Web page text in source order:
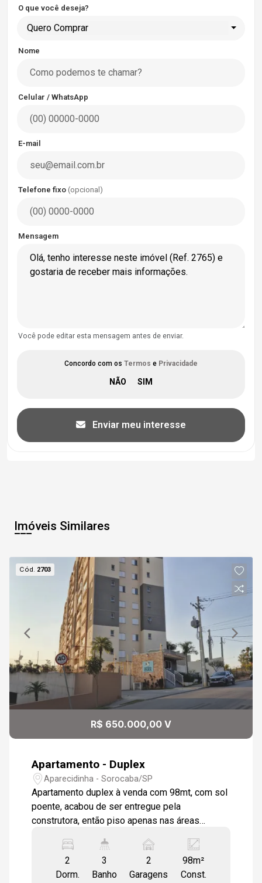
O que você deseja?
Quero Comprar
Nome
Celular / WhatsApp
E-mail
Telefone fixo (opcional)
Mensagem
Você pode editar esta mensagem antes de enviar.
Concordo com os Termos e Privacidade
Enviar meu interesse
Imóveis Similares
Cód. 2703
R$ 650.000,00 V
Apartamento - Duplex
Aparecidinha - Sorocaba/SP
Apartamento duplex à venda com 98mt, com sol
poente, acabou de ser entregue pela
construtora, então piso apenas nas áreas
sala ampla para 2 ambientes, cozinha integrada,
lavanderia com porta de acesso a varanda,
varanda gourmet já com churrasqueira em inox e
2
Dorm.
3
Banho
2
Garagens
98m²
Const.